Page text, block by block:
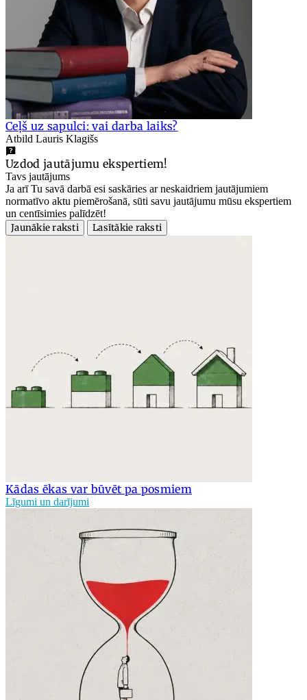
Ceļš uz sapulci: vai darba laiks?
Atbild Lauris Klagišs
Uzdod jautājumu ekspertiem!
Tavs jautājums
Ja arī Tu savā darbā esi saskāries ar neskaidriem jautājumiem
normatīvo aktu piemērošanā, sūti savu jautājumu mūsu ekspertiem
un centīsimies palīdzēt!
Jaunākie raksti
Lasītākie raksti
Kādas ēkas var būvēt pa posmiem
Līgumi un darījumi